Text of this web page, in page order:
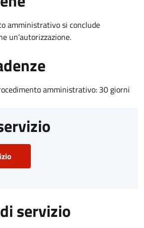
amministrativo si conclude
un'autorizzazione.
amministrativo: 30 giorni
servizio